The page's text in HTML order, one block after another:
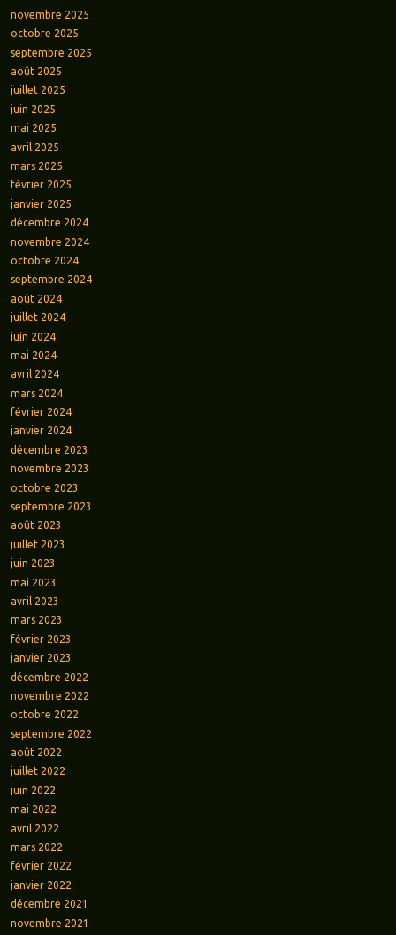
novembre 2025
octobre 2025
septembre 2025
août 2025
juillet 2025
juin 2025
mai 2025
avril 2025
mars 2025
février 2025
janvier 2025
décembre 2024
novembre 2024
octobre 2024
septembre 2024
août 2024
juillet 2024
juin 2024
mai 2024
avril 2024
mars 2024
février 2024
janvier 2024
décembre 2023
novembre 2023
octobre 2023
septembre 2023
août 2023
juillet 2023
juin 2023
mai 2023
avril 2023
mars 2023
février 2023
janvier 2023
décembre 2022
novembre 2022
octobre 2022
septembre 2022
août 2022
juillet 2022
juin 2022
mai 2022
avril 2022
mars 2022
février 2022
janvier 2022
décembre 2021
novembre 2021